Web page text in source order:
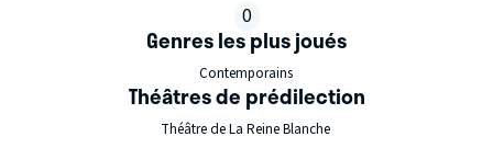
0
Genres les plus joués
Contemporains
Théâtres de prédilection
Théâtre de La Reine Blanche